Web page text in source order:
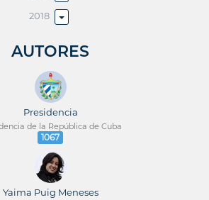
2018
AUTORES
Presidencia
de la República de Cuba
1067
Yaima Puig Meneses